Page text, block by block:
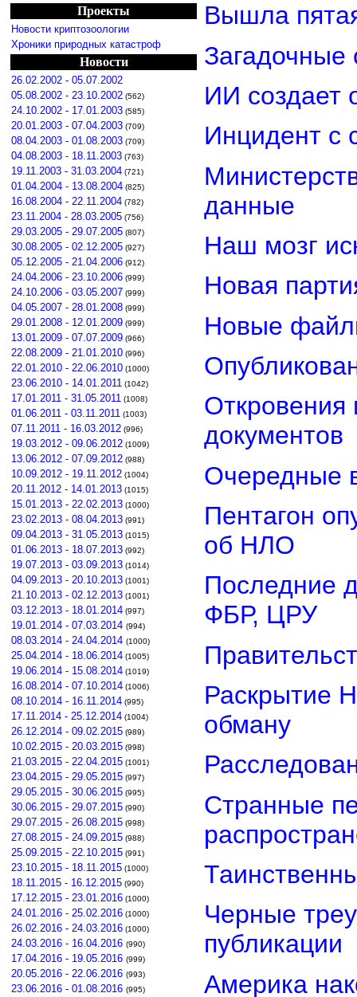
Проекты
Новости криптозоологии
Хроники природных катастроф
Новости
26.02.2002 - 05.07.2002
05.08.2002 - 23.10.2002 (562)
24.10.2002 - 17.01.2003 (585)
20.01.2003 - 07.04.2003 (709)
08.04.2003 - 01.08.2003 (709)
04.08.2003 - 18.11.2003 (763)
19.11.2003 - 31.03.2004 (721)
01.04.2004 - 13.08.2004 (825)
16.08.2004 - 22.11.2004 (782)
23.11.2004 - 28.03.2005 (756)
29.03.2005 - 29.07.2005 (807)
30.08.2005 - 02.12.2005 (927)
05.12.2005 - 21.04.2006 (912)
24.04.2006 - 23.10.2006 (999)
24.10.2006 - 03.05.2007 (999)
04.05.2007 - 28.01.2008 (999)
29.01.2008 - 12.01.2009 (999)
13.01.2009 - 07.07.2009 (966)
22.08.2009 - 21.01.2010 (996)
22.01.2010 - 22.06.2010 (1000)
23.06.2010 - 14.01.2011 (1042)
17.01.2011 - 31.05.2011 (1008)
01.06.2011 - 03.11.2011 (1003)
07.11.2011 - 16.03.2012 (996)
19.03.2012 - 09.06.2012 (1009)
13.06.2012 - 07.09.2012 (988)
10.09.2012 - 19.11.2012 (1004)
20.11.2012 - 14.01.2013 (1015)
15.01.2013 - 22.02.2013 (1000)
23.02.2013 - 08.04.2013 (991)
09.04.2013 - 31.05.2013 (1015)
01.06.2013 - 18.07.2013 (992)
19.07.2013 - 03.09.2013 (1014)
04.09.2013 - 20.10.2013 (1001)
21.10.2013 - 02.12.2013 (1001)
03.12.2013 - 18.01.2014 (997)
19.01.2014 - 07.03.2014 (994)
08.03.2014 - 24.04.2014 (1000)
25.04.2014 - 18.06.2014 (1005)
19.06.2014 - 15.08.2014 (1019)
16.08.2014 - 07.10.2014 (1006)
08.10.2014 - 16.11.2014 (995)
17.11.2014 - 25.12.2014 (1004)
26.12.2014 - 09.02.2015 (989)
10.02.2015 - 20.03.2015 (998)
21.03.2015 - 22.04.2015 (1001)
23.04.2015 - 29.05.2015 (997)
29.05.2015 - 30.06.2015 (995)
30.06.2015 - 29.07.2015 (990)
29.07.2015 - 26.08.2015 (998)
27.08.2015 - 24.09.2015 (988)
25.09.2015 - 22.10.2015 (991)
23.10.2015 - 18.11.2015 (1000)
18.11.2015 - 16.12.2015 (990)
17.12.2015 - 23.01.2016 (1000)
24.01.2016 - 25.02.2016 (1000)
26.02.2016 - 24.03.2016 (1000)
24.03.2016 - 16.04.2016 (990)
17.04.2016 - 19.05.2016 (999)
20.05.2016 - 22.06.2016 (993)
23.06.2016 - 01.08.2016 (995)
Вышла
ИИ создает
Инцидент с
данные
Наш мозг
Новая
Новые
Откровения
документов
Очередные
Пентагон
об НЛО
Последние
ФБР, ЦРУ
Раскрытие
обману
Странные
Черные
публикации
Америка